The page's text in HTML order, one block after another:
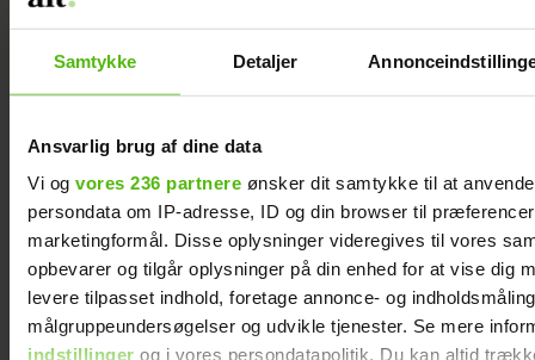
Samtykke Detaljer
Ansvarlig brug af dine data
Vi og vores 236 partnere ønsker dit samtykke til at
persondata om IP-adresse, ID og din browser til
marketingformål. Disse oplysninger videregives til vores
opbevarer og tilgår oplysninger på din enhed for at vise dig
levere tilpasset indhold, foretage annonce- og
målgruppeundersøgelser og udvikle tjenester. Se mere
indstillinger og i vores persondatapolitik. Du kan altid
Jeg valgte at blive
skilt fra min mand -
Vi var skeptiske før
den 1. sæson, men